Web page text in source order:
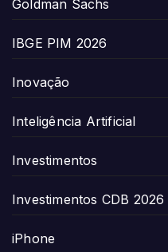
Goldman Sachs
IBGE PIM 2026
Inovação
Inteligência Artificial
Investimentos
Investimentos CDB 2026
iPhone